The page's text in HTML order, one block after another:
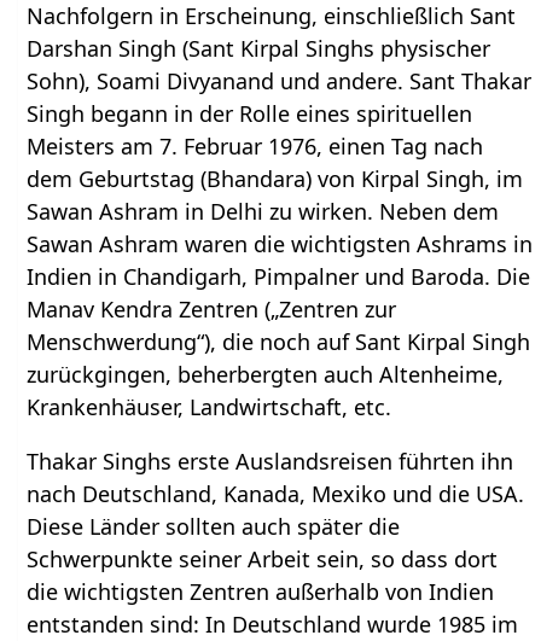
Nachfolgern in Erscheinung, einschließlich Sant
Darshan Singh (Sant Kirpal Singhs physischer
Sohn), Soami Divyanand und andere. Sant Thakar
Singh begann in der Rolle eines spirituellen
Meisters am 7. Februar 1976, einen Tag nach
dem Geburtstag (Bhandara) von Kirpal Singh, im
Sawan Ashram in Delhi zu wirken. Neben dem
Sawan Ashram waren die wichtigsten Ashrams in
Indien in Chandigarh, Pimpalner und Baroda. Die
Manav Kendra Zentren („Zentren zur
Menschwerdung“), die noch auf Sant Kirpal Singh
zurückgingen, beherbergten auch Altenheime,
Krankenhäuser, Landwirtschaft, etc.
Thakar Singhs erste Auslandsreisen führten ihn
nach Deutschland, Kanada, Mexiko und die USA.
Diese Länder sollten auch später die
Schwerpunkte seiner Arbeit sein, so dass dort
die wichtigsten Zentren außerhalb von Indien
entstanden sind: In Deutschland wurde 1985 im